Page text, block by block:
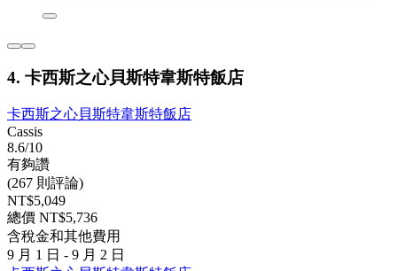
4. 卡西斯之心貝斯特韋斯特飯店
卡西斯之心貝斯特韋斯特飯店
Cassis
8.6/10
有夠讚
(267 則評論)
NT$5,049
總價 NT$5,736
含稅金和其他費用
9 月 1 日 - 9 月 2 日